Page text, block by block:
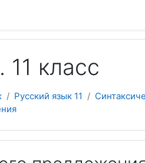
11 класс
Русский язык 11